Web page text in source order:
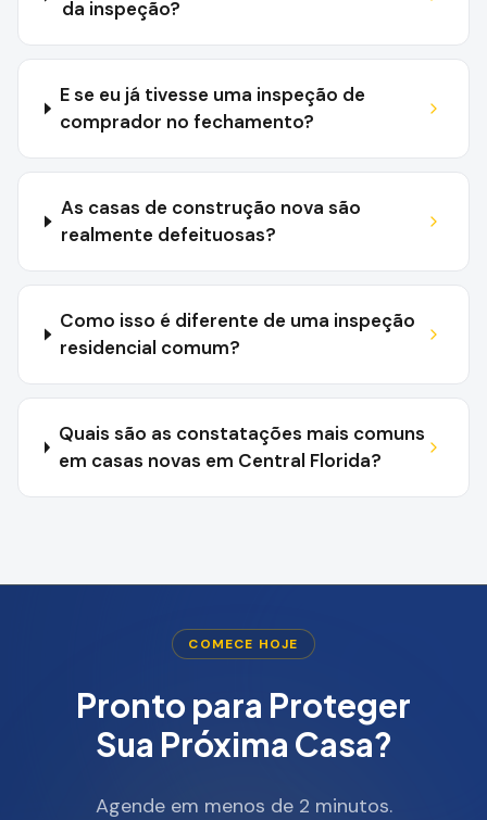
da inspeção?
E se eu já tivesse uma inspeção de
comprador no fechamento?
As casas de construção nova são
realmente defeituosas?
Como isso é diferente de uma inspeção
residencial comum?
Quais são as constatações mais comuns
em casas novas em Central Florida?
COMECE HOJE
Pronto para Proteger
Sua Próxima Casa?
Agende em menos de 2 minutos.